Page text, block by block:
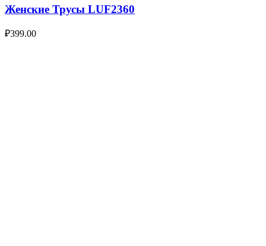
Женские Трусы LUF2360
₽399.00